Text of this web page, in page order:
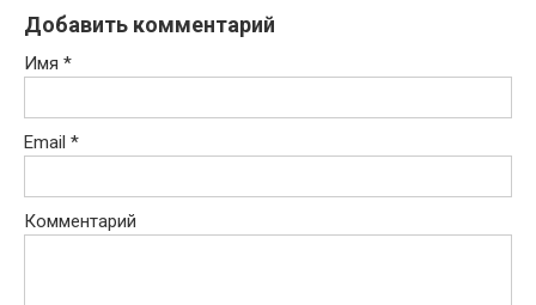
Добавить комментарий
Имя *
Email *
Комментарий